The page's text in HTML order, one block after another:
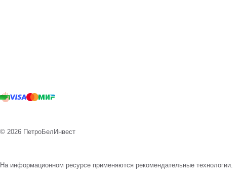
© 2026 ПетроБелИнвест
На информационном ресурсе применяются рекомендательные технологии.